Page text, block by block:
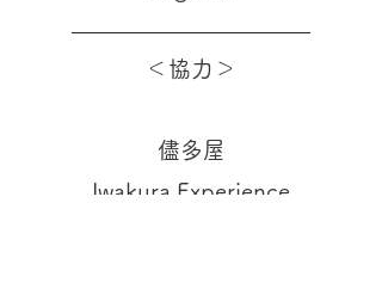
＜協力＞
儘多屋
Iwakura.Experience